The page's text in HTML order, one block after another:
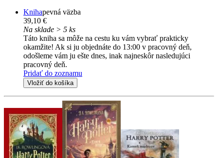
Knihapevná väzba
39,10 €
Na sklade > 5 ks
Táto kniha sa môže na cestu ku vám vybrať prakticky
okamžite! Ak si ju objednáte do 13:00 v pracovný deň,
odošleme vám ju ešte dnes, inak najneskôr nasledujúci
pracovný deň.
Pridať do zoznamu
Vložiť do košíka